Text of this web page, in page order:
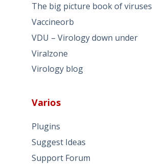
The big picture book of viruses
Vaccineorb
VDU – Virology down under
Viralzone
Virology blog
Varios
Plugins
Suggest Ideas
Support Forum